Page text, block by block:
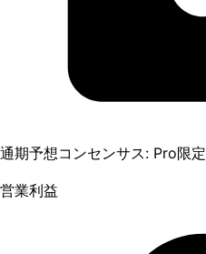
通期予想コンセンサス: Pro限定
営業利益